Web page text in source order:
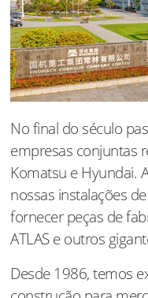
No final do século
empresas conjuntas
Komatsu e Hyundai.
nossas instalações
fornecer peças de
ATLAS e outros
Desde 1986, temos